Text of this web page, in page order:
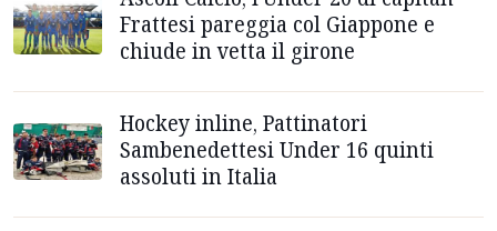
Frattesi pareggia col Giappone e
chiude in vetta il girone
Hockey inline, Pattinatori
Sambenedettesi Under 16 quinti
assoluti in Italia